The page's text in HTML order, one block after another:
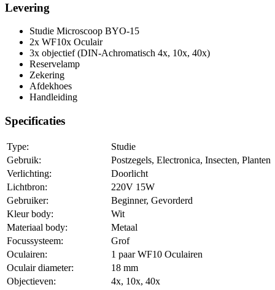
Levering
Studie Microscoop BYO-15
2x WF10x Oculair
3x objectief (DIN-Achromatisch 4x, 10x, 40x)
Reservelamp
Zekering
Afdekhoes
Handleiding
Specificaties
Type:
Studie
Gebruik:
Postzegels, Electronica, Insecten, Planten
Verlichting:
Doorlicht
Lichtbron:
220V 15W
Gebruiker:
Beginner, Gevorderd
Kleur body:
Wit
Materiaal body:
Metaal
Focussysteem:
Grof
Oculairen:
1 paar WF10 Oculairen
Oculair diameter:
18 mm
Objectieven:
4x, 10x, 40x